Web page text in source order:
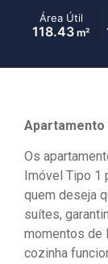
Área Útil
118.43 m²
Apartamento
Os
Imóvel Tipo 1
quem deseja
suítes,
momentos de
cozinha